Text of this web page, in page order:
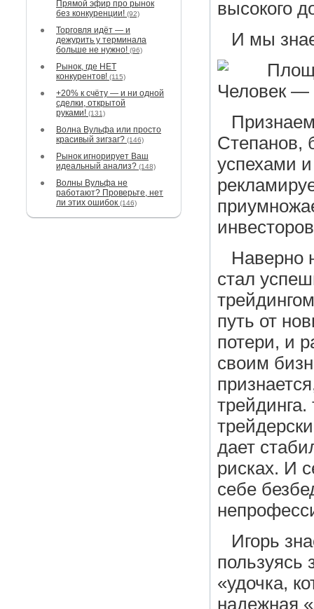
Прямой эфир про рынок
без конкуренции! (92)
Торговля идёт — и
дежурить у терминала
больше не нужно! (96)
Рынок, где НЕТ
конкурентов! (115)
+20% к счёту — и ни одной
сделки, открытой
руками! (131)
Волна Вульфа или просто
красивый зигзаг? (146)
Рынок игнорирует Ваш
идеальный анализ? (148)
Волны Вульфа не
работают? Проверьте, нет
ли этих ошибок (146)
высокого
И мы
Человек —
Степанов,
успехами
Наверно
стал
путь от
потери, и
своим
дает
рисках. И
себе
Игорь
«удочка,
надежная